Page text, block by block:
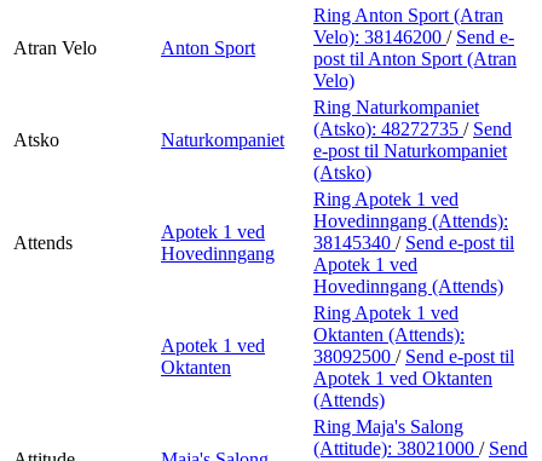
Atran Velo Anton Sport
Ring Anton Sport (Atran
Velo): 38146200 / Send e-
post til Anton Sport (Atran
Velo)
Atsko Naturkompaniet
Ring Naturkompaniet
(Atsko): 48272735 / Send
e-post til Naturkompaniet
(Atsko)
Attends
Apotek 1 ved
Hovedinngang
Ring Apotek 1 ved
Hovedinngang (Attends):
38145340 / Send e-post til
Apotek 1 ved
Hovedinngang (Attends)
Apotek 1 ved
Oktanten
Ring Apotek 1 ved
Oktanten (Attends):
38092500 / Send e-post til
Apotek 1 ved Oktanten
(Attends)
Ring Maja's Salong
(Attitude): 38021000 / Send